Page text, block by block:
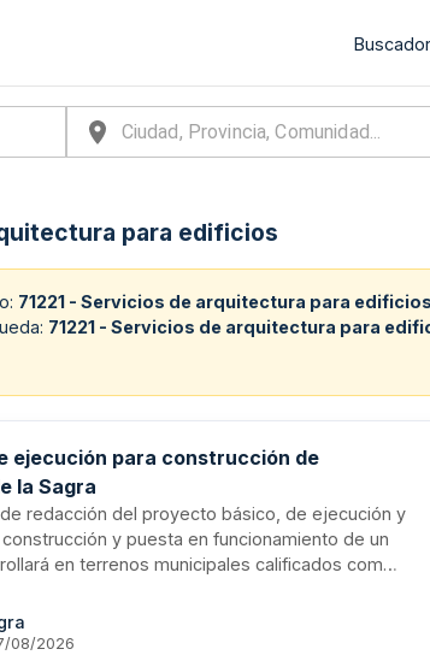
para edificios
71221 - Servicios de arquitectura para edificios
71221 - Servicios de arquitectura para
ejecución para construcción de
la Sagra
redacción del proyecto básico, de ejecución y
y puesta en funcionamiento de un
en terrenos municipales calificados como
técnica, excluyendo la dirección
durante la ejecución.
08/2026